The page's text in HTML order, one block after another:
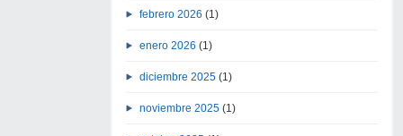
febrero 2026 (1)
enero 2026 (1)
diciembre 2025(1)
noviembre 2025(1)